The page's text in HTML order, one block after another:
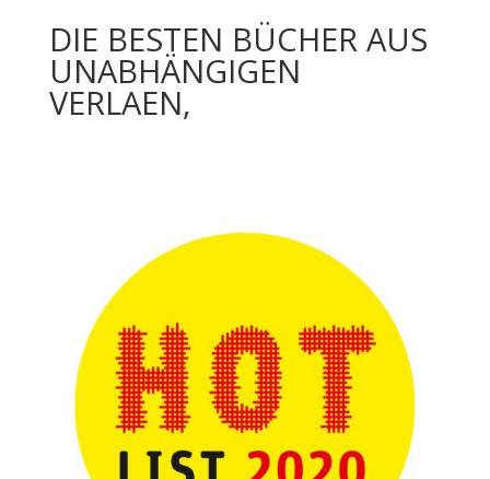
DIE BESTEN BÜCHER AUS
UNABHÄNGIGEN
VERLAEN,